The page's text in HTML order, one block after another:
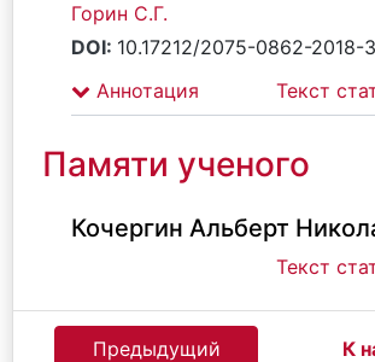
Горин С.Г.
DOI: 10.17212/2075-0862-2018-
Аннотация
Текст
Памяти ученого
Кочергин Альберт
Текст
Предыдущий
К